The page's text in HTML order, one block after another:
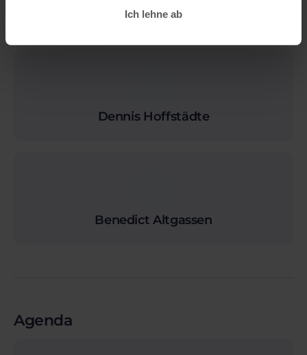
Ich lehne ab
Dennis Hoffstädte
Benedict Altgassen
Agenda